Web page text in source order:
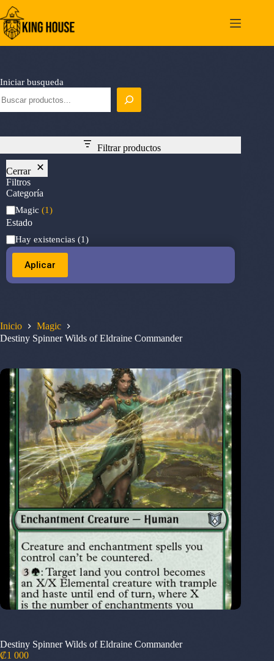
Saltar
al
contenido
Inicio
Magic
Destiny Spinner Wilds of Eldraine Commander
Destiny Spinner Wilds of Eldraine Commander
₡1 000
Iniciar busqueda
Filtrar productos
Cerrar
Filtros
Categoría
Categoría
Magic (1)
Estado
Estado
Hay existencias (1)
Aplicar